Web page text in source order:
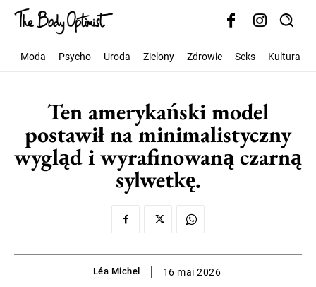
Moda Psycho Uroda Zielony Zdrowie Seks Kultura
Ten amerykański model
postawił na minimalistyczny
wygląd i wyrafinowaną czarną
sylwetkę.
Léa Michel 16 mai 2026